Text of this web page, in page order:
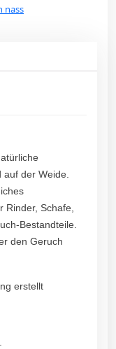
nass
auf der Weide.
Rinder, Schafe,
Bestandteile.
den Geruch
erstellt